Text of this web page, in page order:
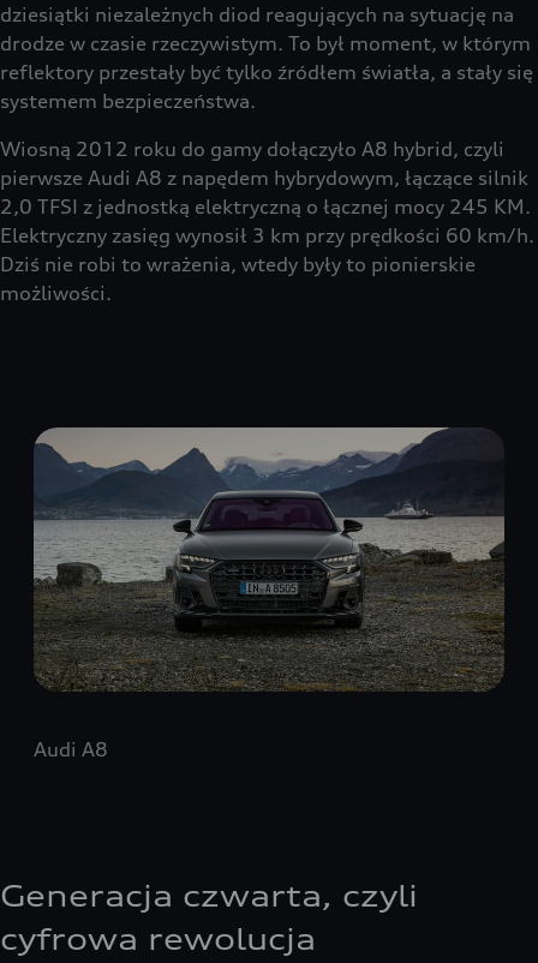
dziesiątki niezależnych diod reagujących na sytuację na
drodze w czasie rzeczywistym. To był moment, w którym
reflektory przestały być tylko źródłem światła, a stały się
systemem bezpieczeństwa.
Wiosną 2012 roku do gamy dołączyło A8 hybrid, czyli
pierwsze Audi A8 z napędem hybrydowym, łączące silnik
2,0 TFSI z jednostką elektryczną o łącznej mocy 245 KM.
Elektryczny zasięg wynosił 3 km przy prędkości 60 km/h.
Dziś nie robi to wrażenia, wtedy były to pionierskie
możliwości.
Audi A8
Generacja czwarta, czyli
cyfrowa rewolucja